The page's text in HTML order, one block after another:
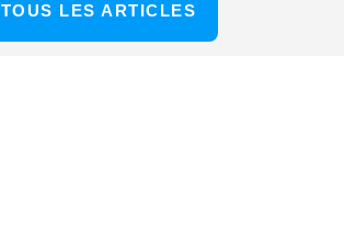
TOUS LES ARTICLES